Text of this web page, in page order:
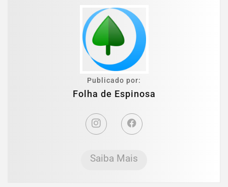
Publicado por:
Folha de Espinosa
Saiba Mais